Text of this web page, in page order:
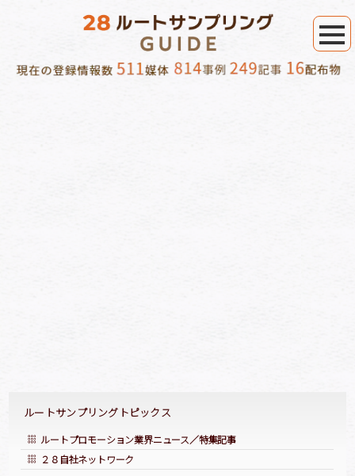
ルートサンプリングトピックス
ルートプロモーション業界ニュース／特集記事
２８自社ネットワーク